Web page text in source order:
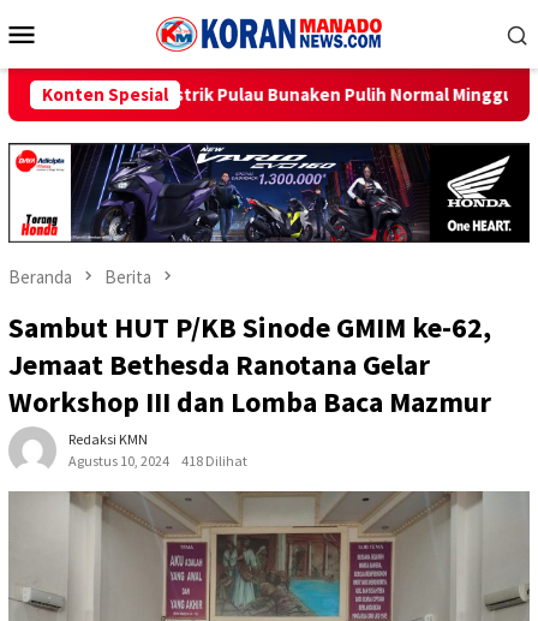
ke
Mobile
Konten Spesial
Bunaken Pulih Normal Minggu Ini Sambut HUT RI ke-
Beranda Berita
Sambut HUT P/KB Sinode GMIM ke-62,
Jemaat Bethesda Ranotana Gelar
Workshop III dan Lomba Baca Mazmur
Redaksi KMN
Agustus 10, 2024
418 Dilihat